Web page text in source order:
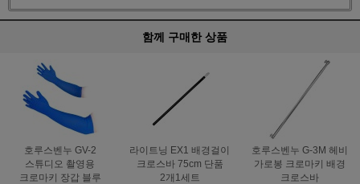
함께 구매한 상품
호루스벤누 GV-2
스튜디오 촬영용
크로마키 장갑 블루
라이트닝 EX1 배경걸이
크로스바 75cm 단품
2개1세트
호루스벤누 G-3M 헤비
가로봉 크로마키 배경
크로스바